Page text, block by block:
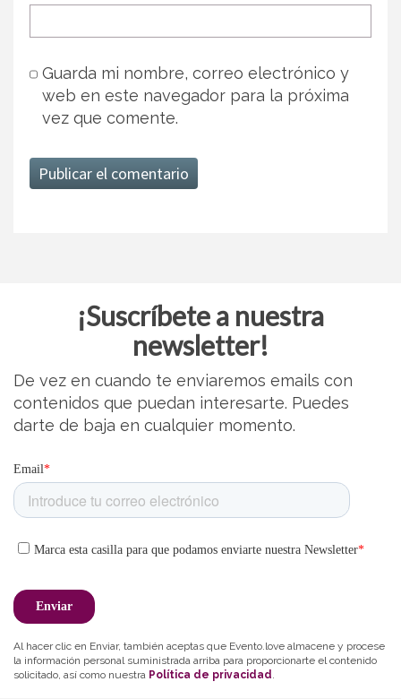
Guarda mi nombre, correo electrónico y
web en este navegador para la próxima
vez que comente.
¡Suscríbete a nuestra
newsletter!
De vez en cuando te enviaremos emails con
contenidos que puedan interesarte. Puedes
darte de baja en cualquier momento.
Al hacer clic en Enviar, también aceptas que Evento.love almacene y procese
la información personal suministrada arriba para proporcionarte el contenido
solicitado, así como nuestra Política de privacidad